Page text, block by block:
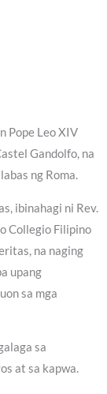
Pope Leo XIV
Gandolfo, na
ng Roma.
ibinahagi ni Rev.
Collegio Filipino
na naging
upang
sa mga
sa
at sa kapwa.